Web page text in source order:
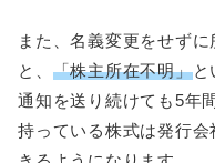
また、名義変更をせず
と、 「株主所在不明」と
通知を送り続けても5年
持っている株式は発行